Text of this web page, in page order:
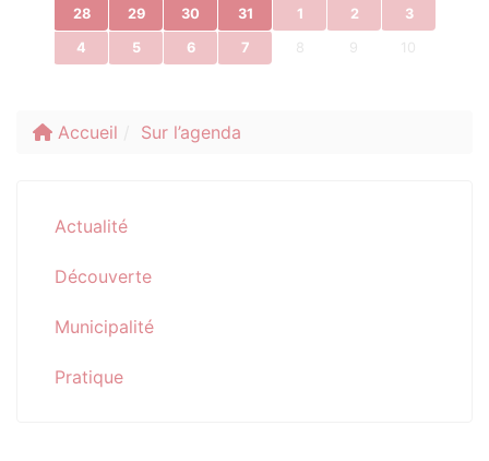
28 29 30 31 1 2 3
4 5 6 7 8 9 10
Accueil Sur l’agenda
Actualité
Découverte
Municipalité
Pratique